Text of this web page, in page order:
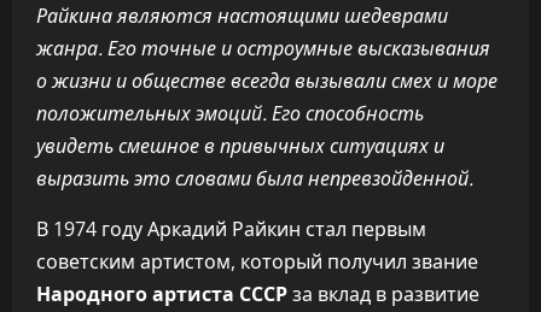
Райкина являются настоящими шедеврами
жанра. Его точные и остроумные высказывания
о жизни и обществе всегда вызывали смех и море
положительных эмоций. Его способность
увидеть смешное в привычных ситуациях и
выразить это словами была непревзойденной.
В 1974 году Аркадий Райкин стал первым
советским артистом, который получил звание
Народного артиста СССРза вклад в развитие